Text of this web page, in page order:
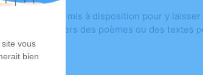
Cet espace est mis à disposition pour y
pensées à travers des poèmes ou des textes